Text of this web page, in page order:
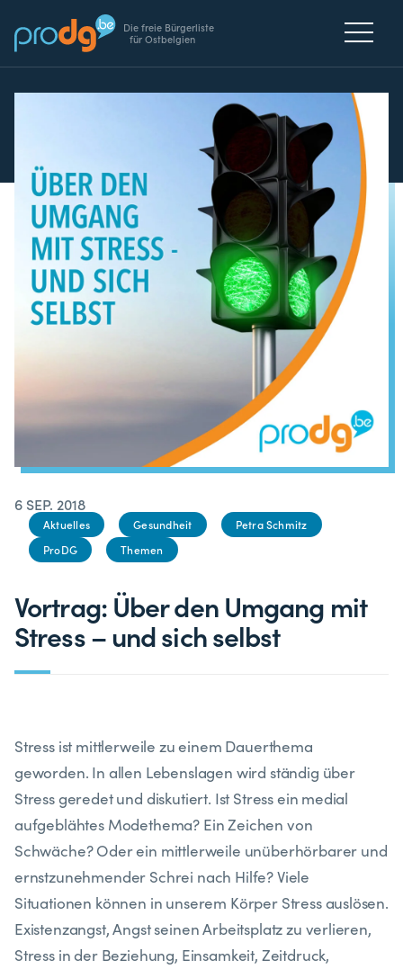
Die freie Bürgerliste
für Ostbelgien
6 SEP. 2018
Aktuelles Gesundheit
Petra Schmitz
ProDG
Themen
Vortrag: Über den Umgang mit
Stress – und sich selbst
Stress ist mittlerweile zu einem Dauerthema
geworden. In allen Lebenslagen wird ständig über
Stress geredet und diskutiert. Ist Stress ein medial
aufgeblähtes Modethema? Ein Zeichen von
Schwäche? Oder ein mittlerweile unüberhörbarer und
ernstzunehmender Schrei nach Hilfe? Viele
Situationen können in unserem Körper Stress auslösen.
Existenzangst, Angst seinen Arbeitsplatz zu verlieren,
Stress in der Beziehung, Einsamkeit, Zeitdruck,